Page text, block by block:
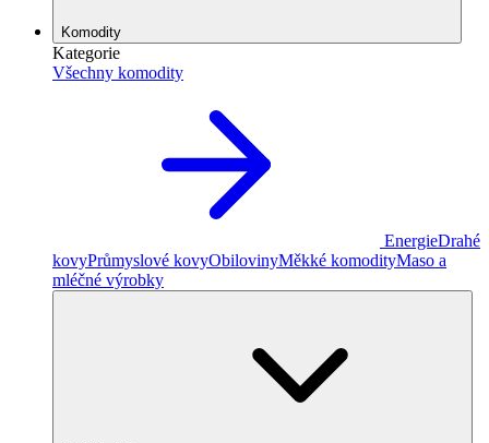
Komodity
Kategorie
Všechny komodity
EnergieDrahé
kovyPrůmyslové kovyObilovinyMěkké komodityMaso a
mléčné výrobky